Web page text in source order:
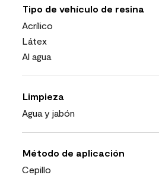
Tipo de vehículo de resina
Acrílico
Látex
Al agua
Limpieza
Agua y jabón
Método de aplicación
Cepillo